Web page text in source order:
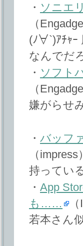
・ ソニエ
（
(ﾉ∀`)ｱﾁｬｰ
なんでだ
・ ソフト
（
嫌がらせ
・ バッフ
（impress）
持ってい
・ App
も……
若本さん